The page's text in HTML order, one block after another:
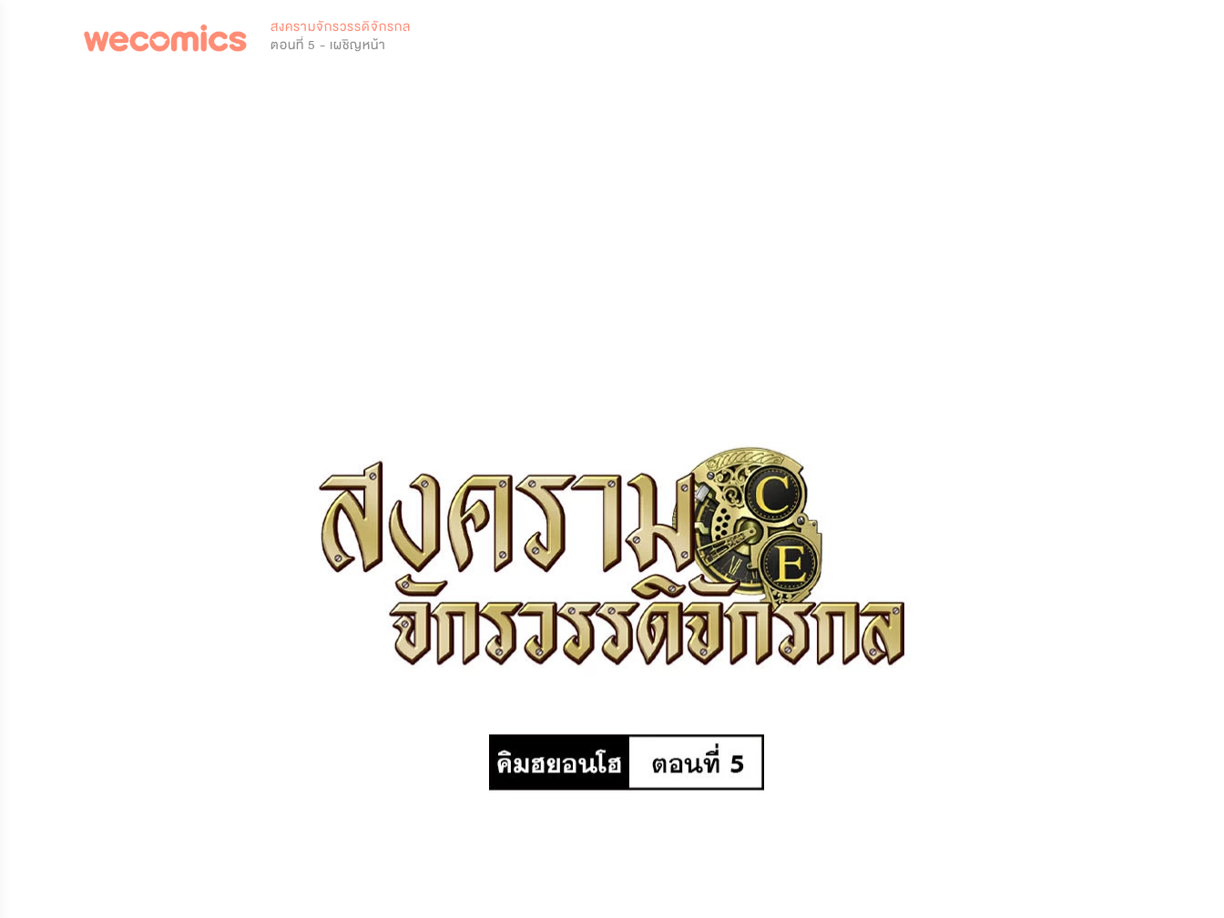
สงครามจักรวรรดิจักรกล
ตอนที่ 5 - เผชิญหน้า